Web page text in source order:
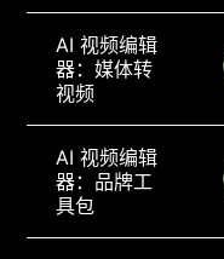
AI 视频编辑
器：媒体转
视频
AI 视频编辑
器：品牌工
具包